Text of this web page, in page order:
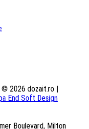
© 2026 dozait.ro |
End Soft Design
Boulevard, Milton